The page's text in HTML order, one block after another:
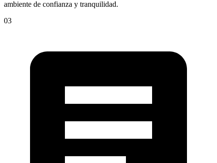
ambiente de confianza y tranquilidad.
03